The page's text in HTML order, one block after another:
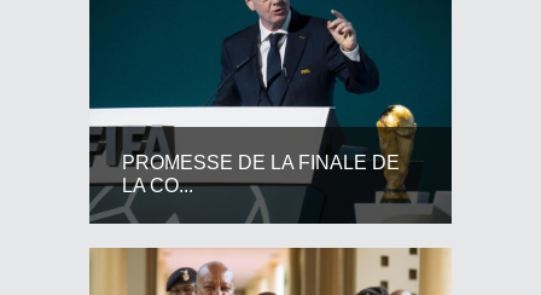
PROMESSE DE LA FINALE DE
LA CO...